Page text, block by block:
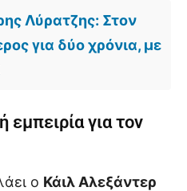
Λύρατζης: Στον
για δύο χρόνια, με
για τον
ο Κάιλ Αλεξάντερ